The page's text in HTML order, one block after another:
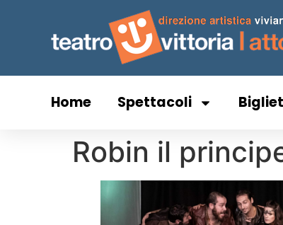
Home Spettacoli
Robin il